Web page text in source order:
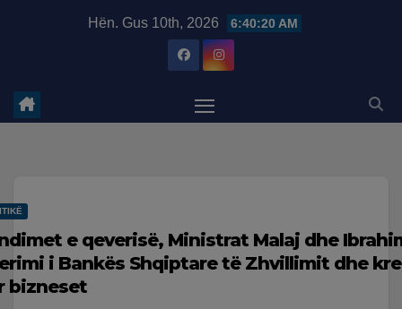
Hën. Gus 10th, 2026 6:40:21 AM
e qeverisë, Ministrat Malaj dhe
i Bankës Shqiptare të Zhvillimit dhe
bizneset